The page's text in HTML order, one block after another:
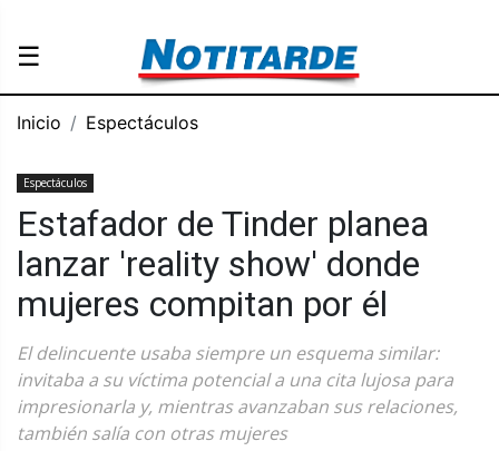
☰
Inicio Espectáculos
Espectáculos
Estafador de Tinder planea
lanzar 'reality show' donde
mujeres compitan por él
El delincuente usaba siempre un esquema similar:
invitaba a su víctima potencial a una cita lujosa para
impresionarla y, mientras avanzaban sus relaciones,
también salía con otras mujeres